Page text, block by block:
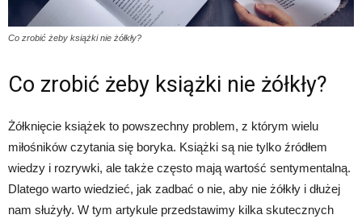
Co zrobić żeby książki nie żółkły?
Co zrobić żeby książki nie żółkły?
Żółknięcie książek to powszechny problem, z którym wielu
miłośników czytania się boryka. Książki są nie tylko źródłem
wiedzy i rozrywki, ale także często mają wartość sentymentalną.
Dlatego warto wiedzieć, jak zadbać o nie, aby nie żółkły i dłużej
nam służyły. W tym artykule przedstawimy kilka skutecznych